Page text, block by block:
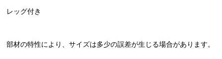
レッグ付き
部材の特性により、サイズは多少の誤差が生じる場合があります。